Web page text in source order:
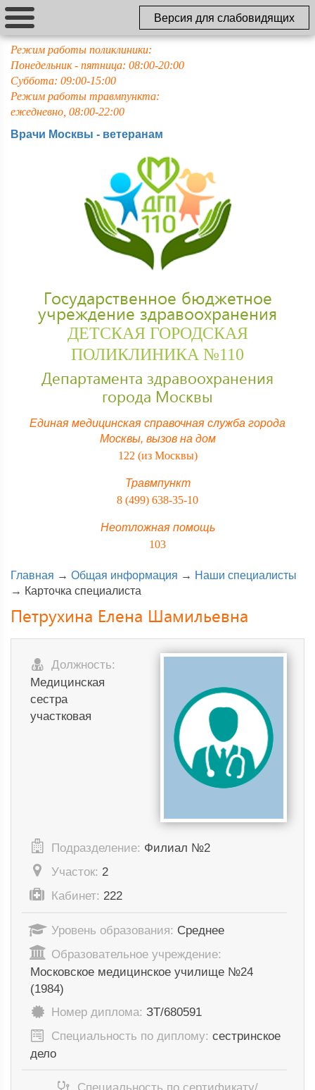
Версия для слабовидящих
Режим работы поликлиники:
Понедельник - пятница: 08:00-20:00
Суббота: 09:00-15:00
Режим работы травмпункта:
ежедневно, 08:00-22:00
Врачи Москвы - ветеранам
Государственное бюджетное
учреждение здравоохранения
ДЕТСКАЯ ГОРОДСКАЯ
ПОЛИКЛИНИКА №110
Департамента здравоохранения
города Москвы
Единая медицинская справочная служба города
Москвы, вызов на дом
122 (из Москвы)
Травмпункт
8 (499) 638-35-10
Неотложная помощь
103
Главная → Общая информация → Наши специалисты
→ Карточка специалиста
Петрухина Елена Шамильевна
Должность:
Медицинская
сестра
участковая
Подразделение: Филиал №2
Участок: 2
Кабинет: 222
Уровень образования: Среднее
Образовательное учреждение:
Московское медицинское училище №24
(1984)
Номер диплома: ЗТ/680591
Специальность по диплому: сестринское
дело